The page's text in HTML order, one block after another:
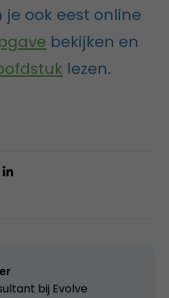
je ook eest online
bekijken en
lezen.
bij Evolve